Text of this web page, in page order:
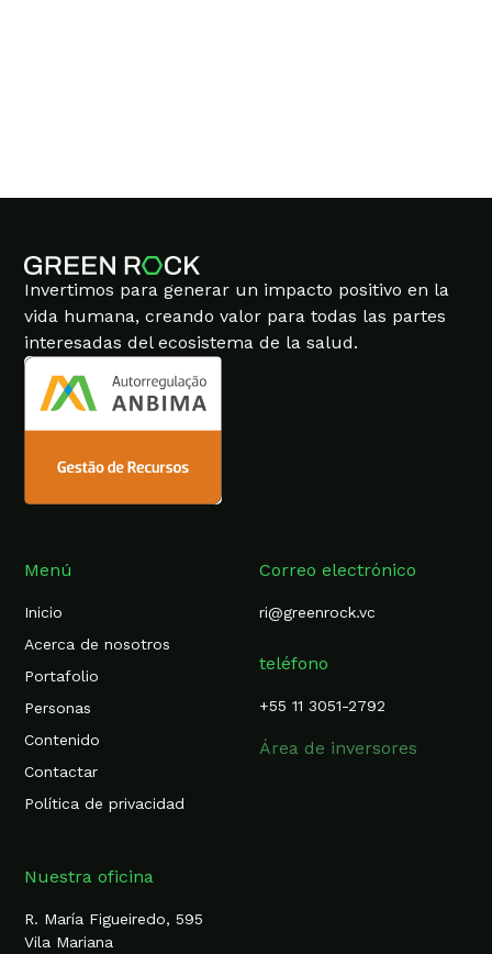
Invertimos para generar un impacto positivo en la
vida humana, creando valor para todas las partes
interesadas del ecosistema de la salud.
Menú
Inicio
Acerca de nosotros
Portafolio
Personas
Contenido
Contactar
Política de privacidad
Correo electrónico
ri@greenrock.vc
teléfono
+55 11 3051-2792
Área de inversores
Nuestra oficina
R. María Figueiredo, 595
Vila Mariana